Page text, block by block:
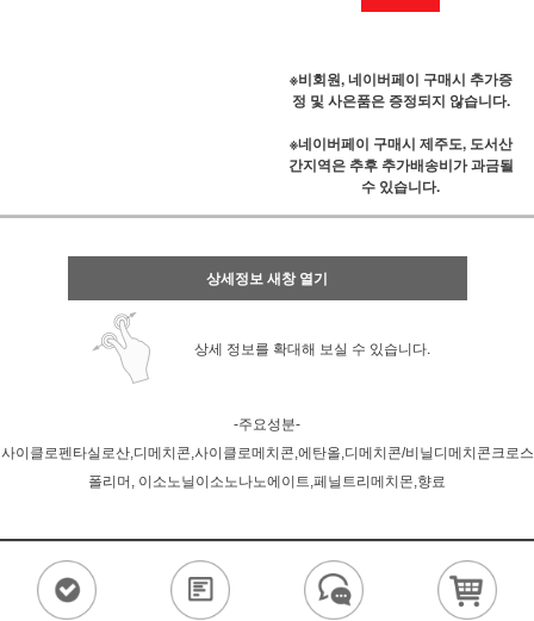
※비회원, 네이버페이 구매시 추가증
정 및 사은품은 증정되지 않습니다.
※네이버페이 구매시 제주도, 도서산
간지역은 추후 추가배송비가 과금될
수 있습니다.
상세정보 새창 열기
상세 정보를 확대해 보실 수 있습니다.
-주요성분-
사이클로펜타실로산,디메치콘,사이클로메치콘,에탄올,디메치콘/비닐디메치콘크로스
폴리머, 이소노닐이소노나노에이트,페닐트리메치몬,향료